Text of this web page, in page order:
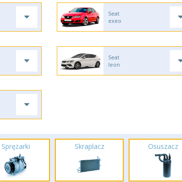
Seat
exeo
Seat
leon
Sprężarki Skraplacz Osuszacz